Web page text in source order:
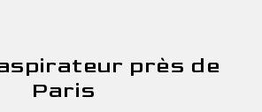
près de
Paris